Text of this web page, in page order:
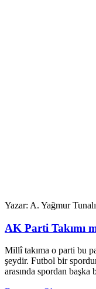
Yazar: A. Yağmur Tunalı
AK Parti Takımı
Millî takıma o parti bu
şeydir. Futbol bir
arasında spordan başka